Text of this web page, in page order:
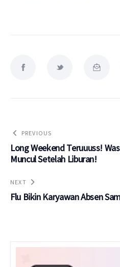
PREVIOUS
Long Weekend Teruuuss!
Muncul Setelah Liburan!
NEXT
Flu Bikin Karyawan Absen